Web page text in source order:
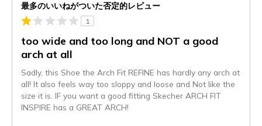
最多のいいねがついた否定的レビュー
1
too wide and too long and NOT a good
arch at all
Sadly, this Shoe the Arch Fit REFINE has hardly any arch at
all! It also feels way too sloppy and loose and Not like the
size it is. IF you want a good fitting Skecher ARCH FIT
INSPIRE has a GREAT ARCH!